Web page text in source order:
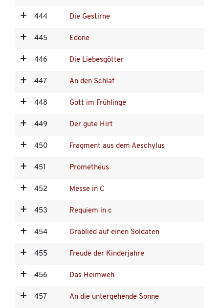
444 Die Gestirne
445 Edone
446 Die Liebesgötter
447 An den Schlaf
448 Gott im Frühlinge
449 Der gute Hirt
450 Fragment aus dem Aeschylus
451 Prometheus
452 Messe in C
453 Requiem in c
454 Grablied auf einen Soldaten
455 Freude der Kinderjahre
456 Das Heimweh
457 An die untergehende Sonne